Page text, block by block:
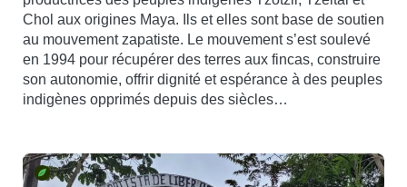
Chol aux origines Maya. Ils et elles sont base de soutien
au mouvement zapatiste. Le mouvement s’est soulevé
en 1994 pour récupérer des terres aux fincas, construire
son autonomie, offrir dignité et espérance à des peuples
indigènes opprimés depuis des siècles…